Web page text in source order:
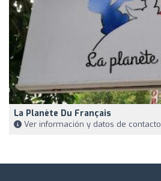
La Planète Du Français
Ver información y datos de contacto